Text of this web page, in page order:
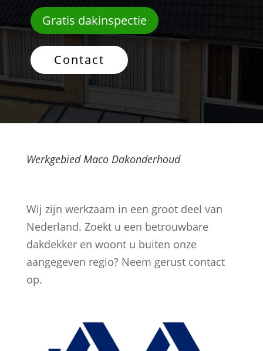
Gratis dakinspectie
Contact
Werkgebied Maco Dakonderhoud
Wij zijn werkzaam in een groot deel van
Nederland. Zoekt u een betrouwbare
dakdekker en woont u buiten onze
aangegeven regio? Neem gerust contact
op.